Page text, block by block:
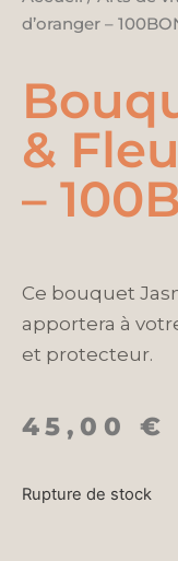
d’oranger –
&
–
Ce bouquet
apportera à
et protecteur.
45,00€
Rupture de stock